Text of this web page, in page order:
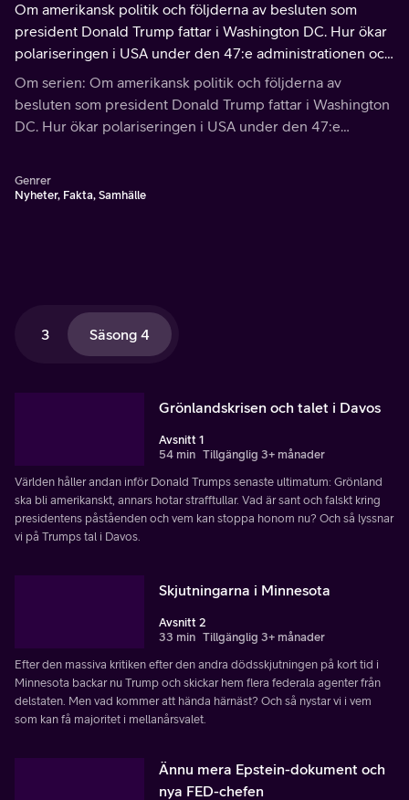
Om amerikansk politik och följderna av besluten som
president Donald Trump fattar i Washington DC. Hur ökar
polariseringen i USA under den 47:e administrationen och
vilka reaktioner får Vita husets politik?
Om serien: Om amerikansk politik och följderna av
besluten som president Donald Trump fattar i Washington
DC. Hur ökar polariseringen i USA under den 47:e
Genrer
Nyheter, Fakta, Samhälle
3 Säsong 4
Grönlandskrisen och talet i Davos
Avsnitt 1
54 min Tillgänglig 3+ månader
Världen håller andan inför Donald Trumps senaste ultimatum: Grönland
ska bli amerikanskt, annars hotar strafftullar. Vad är sant och falskt kring
presidentens påståenden och vem kan stoppa honom nu? Och så lyssnar
vi på Trumps tal i Davos.
Skjutningarna i Minnesota
Avsnitt 2
33 min Tillgänglig 3+ månader
Efter den massiva kritiken efter den andra dödsskjutningen på kort tid i
Minnesota backar nu Trump och skickar hem flera federala agenter från
delstaten. Men vad kommer att hända härnäst? Och så nystar vi i vem
som kan få majoritet i mellanårsvalet.
Ännu mera Epstein-dokument och
nya FED-chefen